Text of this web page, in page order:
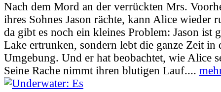
Nach dem Mord an der verrückten Mrs.
ihres Sohnes Jason rächte, kann Alice wieder
da gibt es noch ein kleines Problem: Jason ist
Lake ertrunken, sondern lebt die ganze Zeit in
Umgebung. Und er hat beobachtet, wie Alice
Seine Rache nimmt ihren blutigen Lauf....